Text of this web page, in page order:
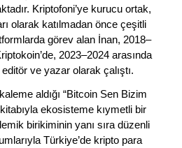
Kriptofoni’ye kurucu ortak,
olarak katılmadan önce çeşitli
görev alan İnan, 2018–
2023–2024 arasında
ve yazar olarak çalıştı.
aldığı “Bitcoin Sen Bizim
ekosisteme kıymetli bir
birikiminin yanı sıra düzenli
Türkiye’de kripto para